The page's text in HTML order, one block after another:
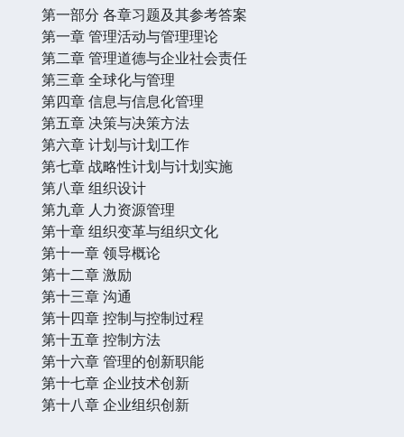
第一部分 各章习题及其参考答案
第一章 管理活动与管理理论
第二章 管理道德与企业社会责任
第三章 全球化与管理
第四章 信息与信息化管理
第五章 决策与决策方法
第六章 计划与计划工作
第七章 战略性计划与计划实施
第八章 组织设计
第九章 人力资源管理
第十章 组织变革与组织文化
第十一章 领导概论
第十二章 激励
第十三章 沟通
第十四章 控制与控制过程
第十五章 控制方法
第十六章 管理的创新职能
第十七章 企业技术创新
第十八章 企业组织创新